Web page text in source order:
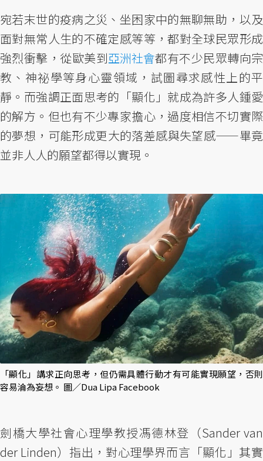
宛若末世的疫病之災、坐困家中的無聊無助，以及
面對無常人生的不確定感等等，都對全球民眾形成
強烈衝擊，從歐美到亞洲社會都有不少民眾轉向宗
教、神祕學等身心靈領域，試圖尋求感性上的平
靜。而強調正面思考的「顯化」就成為許多人鍾愛
的解方。但也有不少專家擔心，過度相信不切實際
的夢想，可能形成更大的落差感與失望感——畢竟
並非人人的願望都得以實現。
「顯化」講求正向思考，但仍需具體行動才有可能實現願望，否則
容易淪為妄想。 圖／Dua Lipa Facebook
劍橋大學社會心理學教授馮德林登（Sander van
der Linden）指出，對心理學界而言「顯化」其實